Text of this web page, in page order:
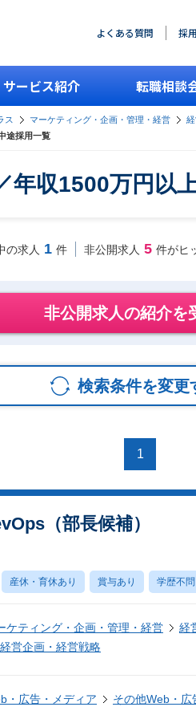
よくある質問 採
サービス紹介 転職相談
ス マーケティング・企画・管理・経営
途採用一覧
年収1500万円以
の求人 1 件 非公開求人 5 件がヒ
非公開求人の紹介を
検索条件を変更
1
（部長候補）
産休・育休あり 賞与あり 学歴不問
ケティング・企画・管理・経営
経
経営企画・経営戦略
・広告・メディア その他Web・広